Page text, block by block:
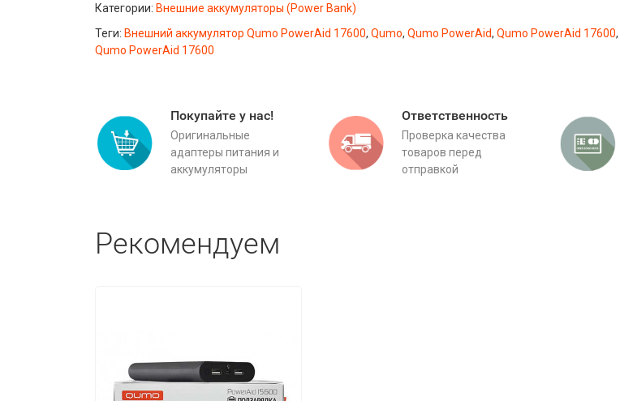
Категории: Внешние аккумуляторы (Power Bank)
Теги: Внешний аккумулятор Qumo PowerAid 17600, Qumo, Qumo PowerAid, Qumo PowerAid 17600,
Qumo PowerAid 17600
Покупайте у нас!
Оригинальные
адаптеры питания и
аккумуляторы
Ответственность
Проверка качества
товаров перед
отправкой
Рекомендуем